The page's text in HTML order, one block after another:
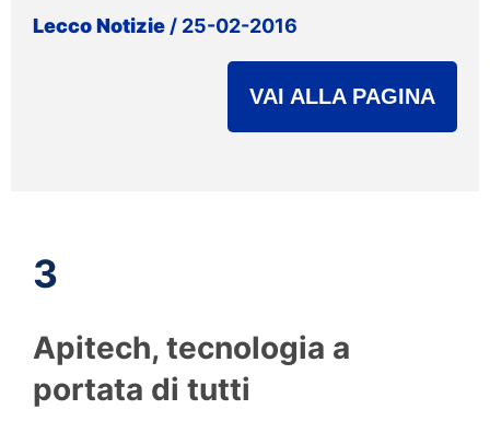
Lecco Notizie / 25-02-2016
VAI ALLA PAGINA
3
Apitech, tecnologia a
portata di tutti